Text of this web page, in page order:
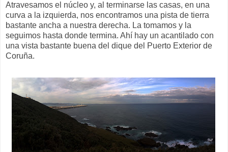
Atravesamos el núcleo y, al terminarse las casas, en una
curva a la izquierda, nos encontramos una pista de tierra
bastante ancha a nuestra derecha. La tomamos y la
seguimos hasta donde termina. Ahí hay un acantilado con
una vista bastante buena del dique del Puerto Exterior de
Coruña.